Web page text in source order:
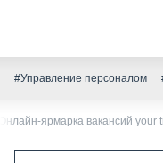
#Управление персоналом
ярмарка вакансий your